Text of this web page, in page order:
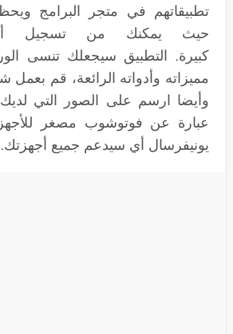
تطبيقاتهم في متجر البرامج
حيث يمكنك من تسجيل
كبيرة. التطبيق سيجعلك تنسى
مميزاته وأدواته الرائعة، قم
وأيضا ارسم على الصور التي
عبارة عن فوتوشوب مصغر
يونيفرسال أي سيدعم جميع أجهزتك.